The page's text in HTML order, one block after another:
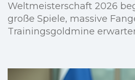
Weltmeisterschaft 2026
große Spiele, massive
Trainingsgoldmine